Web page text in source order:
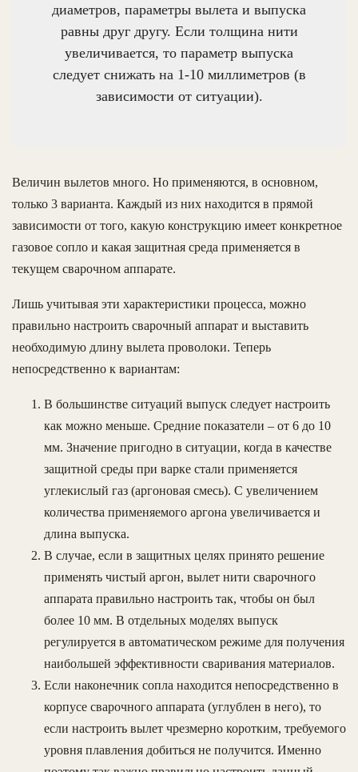
диаметров, параметры вылета и выпуска
равны друг другу. Если толщина нити
увеличивается, то параметр выпуска
следует снижать на 1-10 миллиметров (в
зависимости от ситуации).
Величин вылетов много. Но применяются, в основном,
только 3 варианта. Каждый из них находится в прямой
зависимости от того, какую конструкцию имеет конкретное
газовое сопло и какая защитная среда применяется в
текущем сварочном аппарате.
Лишь учитывая эти характеристики процесса, можно
правильно настроить сварочный аппарат и выставить
необходимую длину вылета проволоки. Теперь
непосредственно к вариантам:
В большинстве ситуаций выпуск следует настроить
как можно меньше. Средние показатели – от 6 до 10
мм. Значение пригодно в ситуации, когда в качестве
защитной среды при варке стали применяется
углекислый газ (аргоновая смесь). С увеличением
количества применяемого аргона увеличивается и
длина выпуска.
В случае, если в защитных целях принято решение
применять чистый аргон, вылет нити сварочного
аппарата правильно настроить так, чтобы он был
более 10 мм. В отдельных моделях выпуск
регулируется в автоматическом режиме для получения
наибольшей эффективности сваривания материалов.
Если наконечник сопла находится непосредственно в
корпусе сварочного аппарата (углублен в него), то
если настроить вылет чрезмерно коротким, требуемого
уровня плавления добиться не получится. Именно